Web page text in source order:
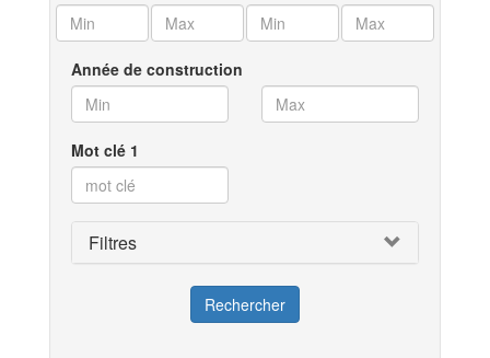
Année de construction
Mot clé 1
Filtres